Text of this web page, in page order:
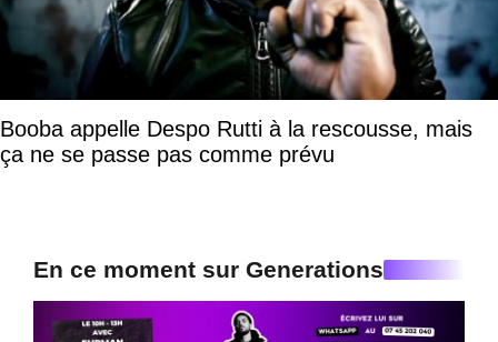
Booba appelle Despo Rutti à la rescousse, mais
ça ne se passe pas comme prévu
En ce moment sur Generations